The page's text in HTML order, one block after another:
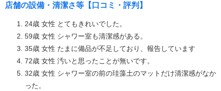
店舗の設備・清潔さ等【口コミ・評判】
24歳 女性 とてもきれいでした。
59歳 女性 シャワー室も清潔感がある。
35歳 女性 たまに備品が不足しており、報告しています
72歳 女性 汚いと思ったことが無いです。
32歳 女性 シャワー室の前の珪藻土のマットだけ清潔感がなか
った。